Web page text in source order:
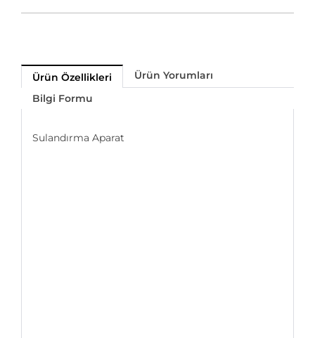
Ürün Özellikleri
Ürün Yorumları
Bilgi Formu
Sulandırma Aparat